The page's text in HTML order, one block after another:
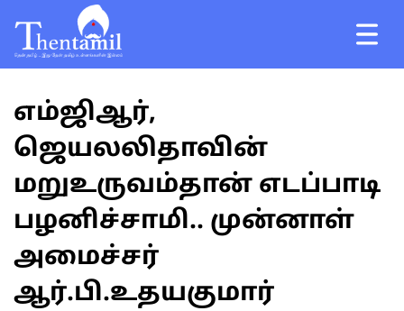
எம்ஜிஆர்,
ஜெயலலிதாவின்
மறுஉருவம்தான் எடப்பாடி
பழனிச்சாமி.. முன்னாள்
அமைச்சர்
ஆர்.பி.உதயகுமார்